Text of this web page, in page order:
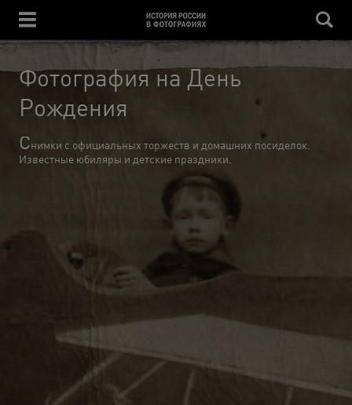
Фотография на День
Рождения
Снимки с официальных торжеств и домашних посиделок.
Известные юбиляры и детские праздники.